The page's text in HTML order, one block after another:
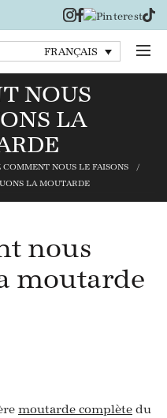
FRANÇAIS
NOUS
LA
COMMENT NOUS LE FAISONS
LA MOUTARDE
nous
moutarde
moutarde complète du